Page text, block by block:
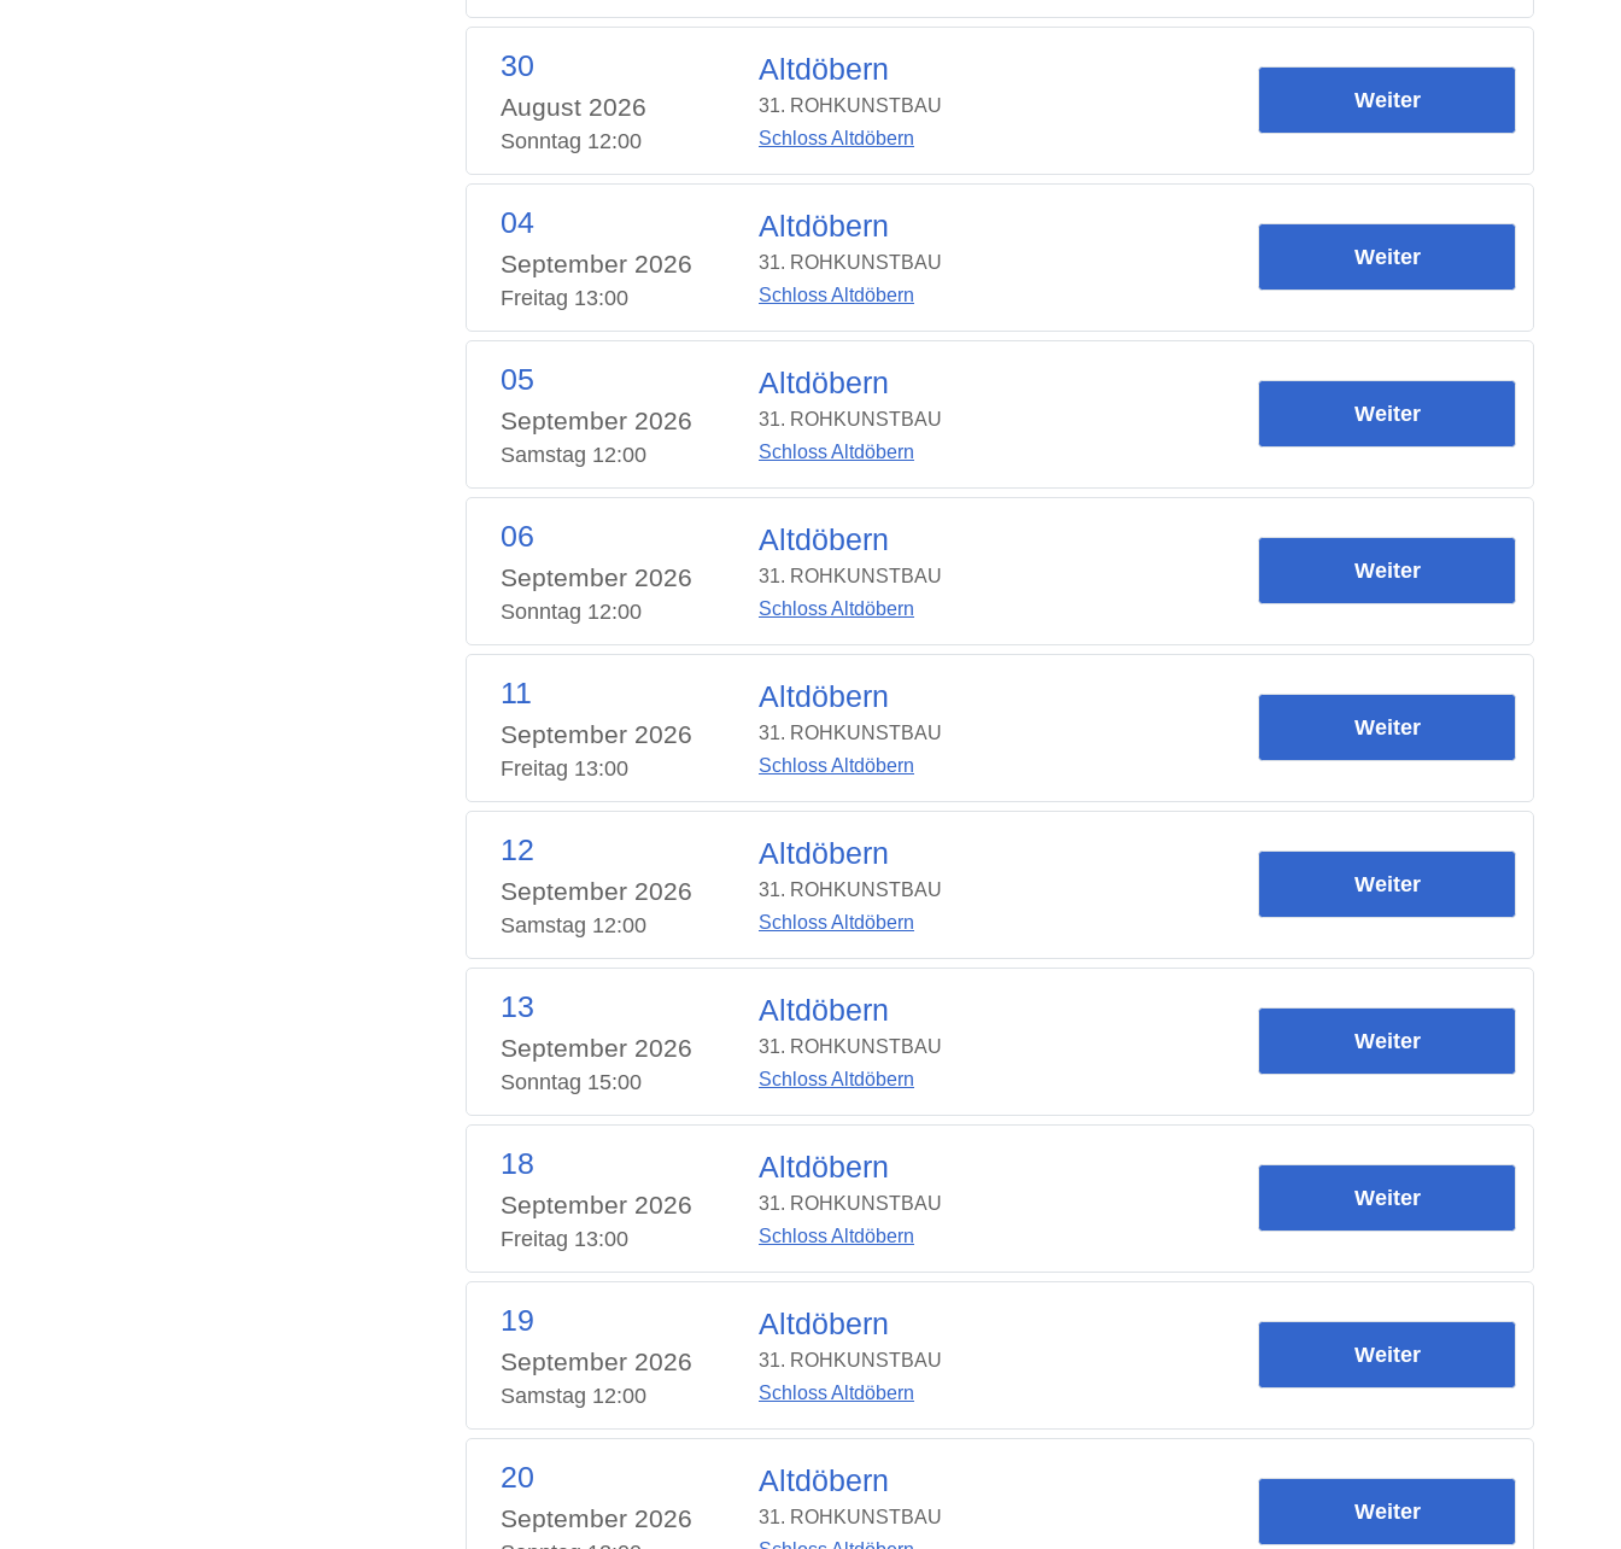
30
August 2026
Sonntag 12:00
Altdöbern
31. ROHKUNSTBAU
Schloss Altdöbern
Weiter
04
September 2026
Freitag 13:00
Altdöbern
31. ROHKUNSTBAU
Schloss Altdöbern
Weiter
05
September 2026
Samstag 12:00
Altdöbern
31. ROHKUNSTBAU
Schloss Altdöbern
Weiter
06
September 2026
Sonntag 12:00
Altdöbern
31. ROHKUNSTBAU
Schloss Altdöbern
Weiter
11
September 2026
Freitag 13:00
Altdöbern
31. ROHKUNSTBAU
Schloss Altdöbern
Weiter
12
September 2026
Samstag 12:00
Altdöbern
31. ROHKUNSTBAU
Schloss Altdöbern
Weiter
13
September 2026
Sonntag 15:00
Altdöbern
31. ROHKUNSTBAU
Schloss Altdöbern
Weiter
18
September 2026
Freitag 13:00
Altdöbern
31. ROHKUNSTBAU
Schloss Altdöbern
Weiter
19
September 2026
Samstag 12:00
Altdöbern
31. ROHKUNSTBAU
Schloss Altdöbern
Weiter
20
September 2026
Altdöbern
31. ROHKUNSTBAU
Weiter